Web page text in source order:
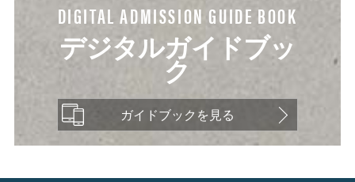
DIGITAL ADMISSION GUIDE BOOK
デジタルガイドブッ
ク
ガイドブックを見る